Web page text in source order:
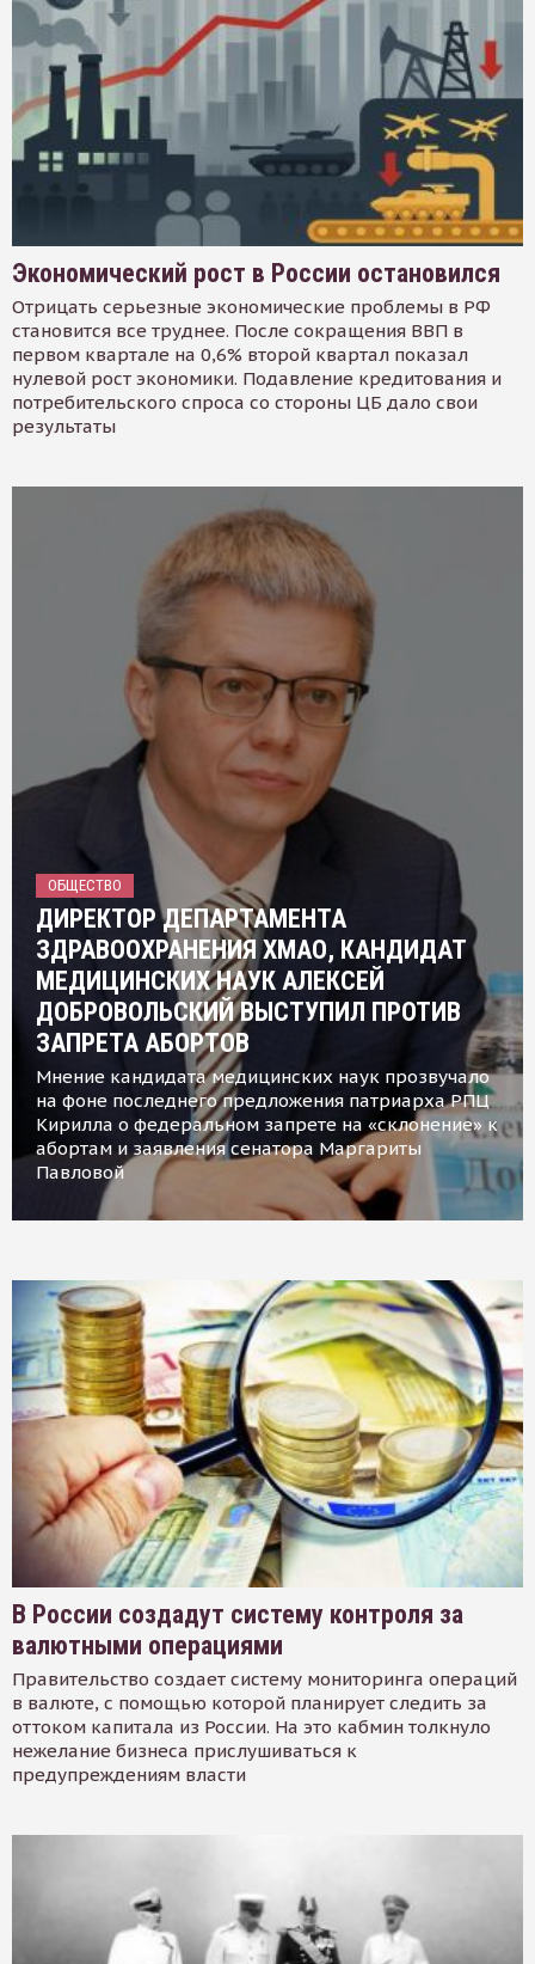
Экономический рост в России остановился
Отрицать серьезные экономические проблемы в РФ
становится все труднее. После сокращения ВВП в
первом квартале на 0,6% второй квартал показал
нулевой рост экономики. Подавление кредитования и
потребительского спроса со стороны ЦБ дало свои
результаты
ОБЩЕСТВО
ДИРЕКТОР ДЕПАРТАМЕНТА
ЗДРАВООХРАНЕНИЯ ХМАО, КАНДИДАТ
МЕДИЦИНСКИХ НАУК АЛЕКСЕЙ
ДОБРОВОЛЬСКИЙ ВЫСТУПИЛ ПРОТИВ
ЗАПРЕТА АБОРТОВ
Мнение кандидата медицинских наук прозвучало
на фоне последнего предложения патриарха РПЦ
Кирилла о федеральном запрете на «склонение» к
абортам и заявления сенатора Маргариты
Павловой
В России создадут систему контроля за
валютными операциями
Правительство создает систему мониторинга операций
в валюте, с помощью которой планирует следить за
оттоком капитала из России. На это кабмин толкнуло
нежелание бизнеса прислушиваться к
предупреждениям власти